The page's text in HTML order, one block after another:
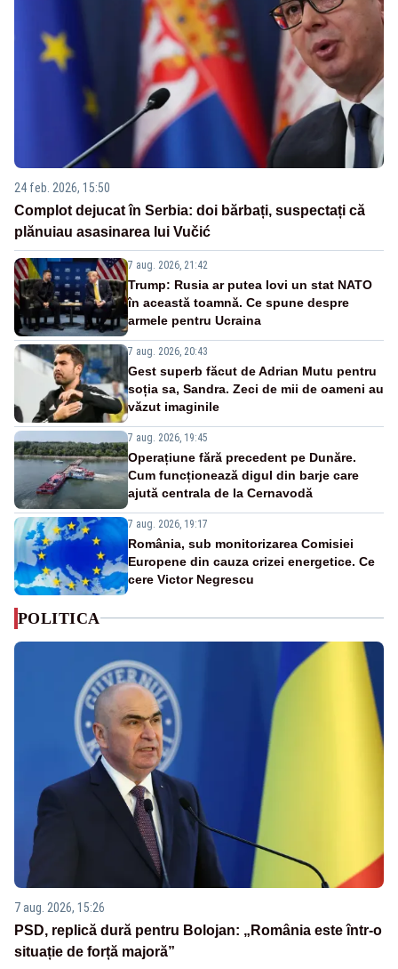
24 feb. 2026, 15:50
Complot dejucat în Serbia: doi bărbați, suspectați că
plănuiau asasinarea lui Vučić
7 aug. 2026, 21:42
Trump: Rusia ar putea lovi un stat NATO
în această toamnă. Ce spune despre
armele pentru Ucraina
7 aug. 2026, 20:43
Gest superb făcut de Adrian Mutu pentru
soția sa, Sandra. Zeci de mii de oameni au
văzut imaginile
7 aug. 2026, 19:45
Operațiune fără precedent pe Dunăre.
Cum funcționează digul din barje care
ajută centrala de la Cernavodă
7 aug. 2026, 19:17
România, sub monitorizarea Comisiei
Europene din cauza crizei energetice. Ce
cere Victor Negrescu
POLITICA
7 aug. 2026, 15:26
PSD, replică dură pentru Bolojan: „România este într-o
situație de forță majoră”